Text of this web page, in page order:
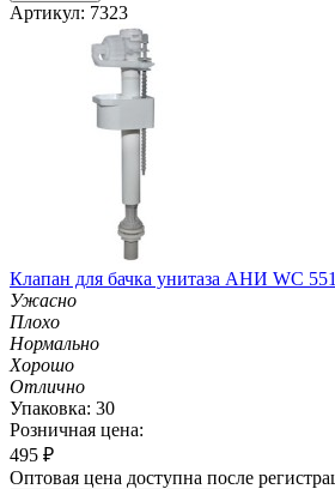
Артикул: 7323
Клапан для бачка унитаза АНИ WC
Ужасно
Плохо
Нормально
Хорошо
Отлично
Упаковка: 30
Розничная цена:
495 ₽
Оптовая цена доступна после